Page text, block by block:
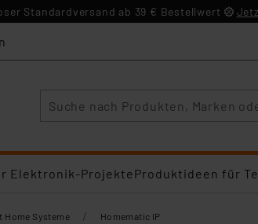
Standardversand ab 39 € Bestellwert
Elektronik-ProjekteProduktideen für
Home Systeme / Homematic IP